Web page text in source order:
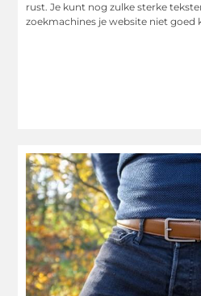
rust. Je kunt nog zulke sterke
zoekmachines je website niet goed